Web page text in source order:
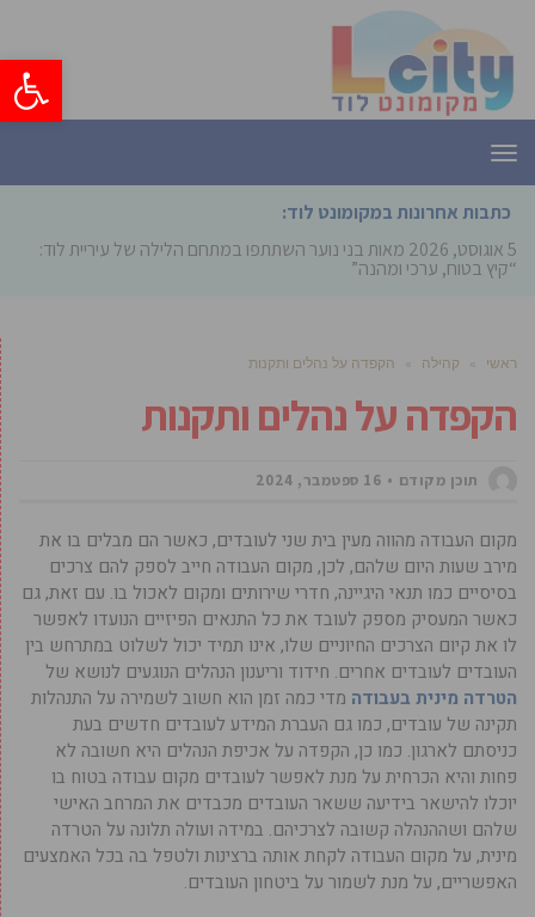
פתח
תפריט
כתבות אחרונות במקומונט לוד:
5 אוגוסט, 2026
מאות בני נוער השתתפו במתחם הלילה של עיריית לוד:
“קיץ בטוח, ערכי ומהנה”
ראשי » קהילה » הקפדה על נהלים ותקנות
הקפדה על נהלים ותקנות
תוכן מקודם 16 ספטמבר, 2024
מקום העבודה מהווה מעין בית שני לעובדים, כאשר הם מבלים בו את
מירב שעות היום שלהם, לכן, מקום העבודה חייב לספק להם צרכים
בסיסיים כמו תנאי היגיינה, חדרי שירותים ומקום לאכול בו. עם זאת, גם
כאשר המעסיק מספק לעובד את כל התנאים הפיזיים הנועדו לאפשר
לו את קיום הצרכים החיוניים שלו, אינו תמיד יכול לשלוט במתרחש בין
העובדים לעובדים אחרים. חידוד וריענון הנהלים הנוגעים לנושא של
הטרדה מינית בעבודה מדי כמה זמן הוא חשוב לשמירה על התנהלות
תקינה של עובדים, כמו גם העברת המידע לעובדים חדשים בעת
כניסתם לארגון. כמו כן, הקפדה על אכיפת הנהלים היא חשובה לא
פחות והיא הכרחית על מנת לאפשר לעובדים מקום עבודה בטוח בו
יוכלו להישאר בידיעה ששאר העובדים מכבדים את המרחב האישי
שלהם ושההנהלה קשובה לצרכיהם. במידה ועולה תלונה על הטרדה
מינית, על מקום העבודה לקחת אותה ברצינות ולטפל בה בכל האמצעים
האפשריים, על מנת לשמור על ביטחון העובדים.